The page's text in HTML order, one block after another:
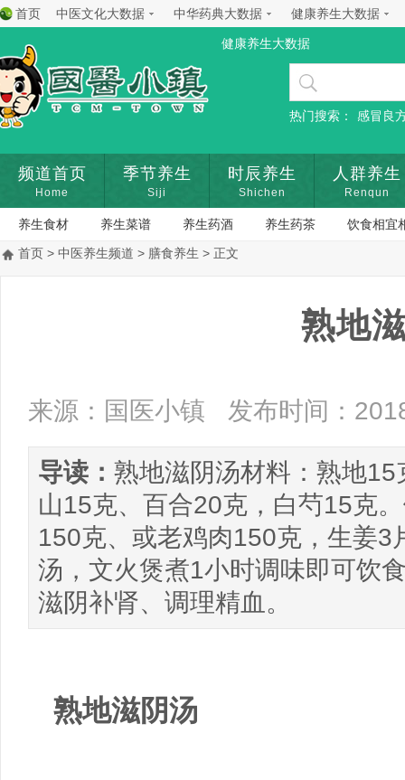
首页 中医文化大数据 中华药典大数据 健康养生大数据
健康养生大数据
热门搜索： 感冒良
频道首页
Home
季节养生
Siji
时辰养生
Shichen
人群养生
Renqun
养生食材 养生菜谱 养生药酒 养生药茶
饮食相宜
首页 > 中医养生频道 > 膳食养生 > 正文
熟地
来源：国医小镇 发布时间：
导读： 熟地滋阴汤材料：熟地
山15克、百合20克，白芍15克
150克、或老鸡肉150克，生姜3
汤，文火煲煮1小时调味即可饮
滋阴补肾、调理精血。
熟地滋阴汤